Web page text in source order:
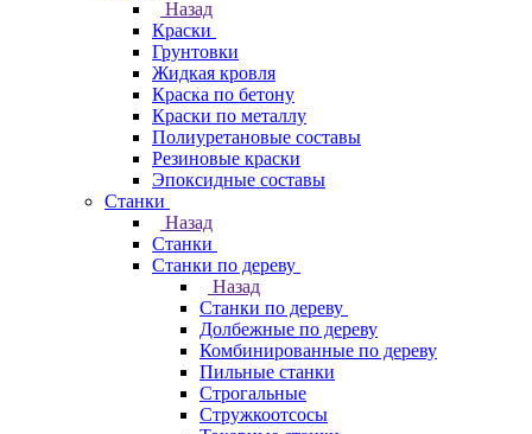
Назад
Краски
Грунтовки
Жидкая кровля
Краска по бетону
Краски по металлу
Полиуретановые составы
Резиновые краски
Эпоксидные составы
Станки
Назад
Станки
Станки по дереву
Назад
Станки по дереву
Долбежные по дереву
Комбинированные по дереву
Пильные станки
Строгальные
Стружкоотсосы